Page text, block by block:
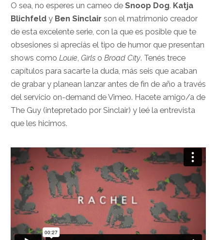
O sea, no esperes un cameo deSnoop Dog. Katja
Blichfeld y Ben Sinclair son el matrimonio creador
de esta excelente serie, con la que es posible que te
obsesiones si apreciás el tipo de humor que presentan
shows comoLouie ,Girls oBroad City. Tenés trece
capítulos para sacarte la duda, más seis que acaban
de grabar y planean lanzar antes de fin de año a través
del servicio on-demand de Vimeo. Hacete amigo/a de
The Guy (intepretado por Sinclair) y leé la entrevista
que les hicimos.